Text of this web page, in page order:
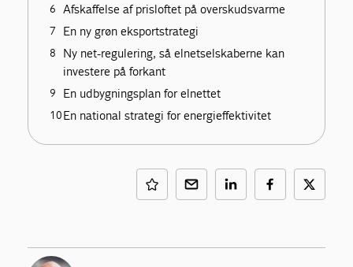
Afskaffelse af prisloftet på overskudsvarme
En ny grøn eksportstrategi
Ny net-regulering, så elnetselskaberne kan
investere på forkant
En udbygningsplan for elnettet
En national strategi for energieffektivitet